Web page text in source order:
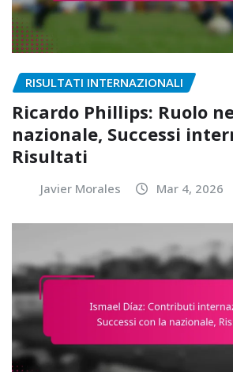
RISULTATI INTERNAZIONALI
Ricardo Phillips: Ruolo
nazionale, Successi
Risultati
Javier Morales Mar 4, 2026